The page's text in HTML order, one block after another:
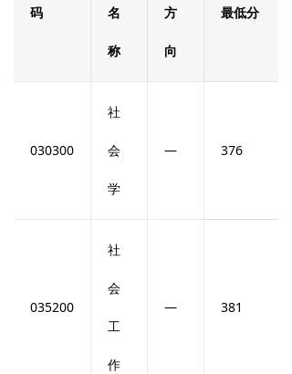
码 名
称
方
向
最低分
030300
社
会
学
— 376
035200
社
会
工
作
— 381